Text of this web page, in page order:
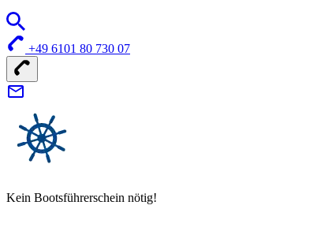
+49 6101 80 730 07
Kein Bootsführerschein nötig!